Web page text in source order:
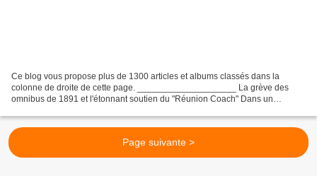
Ce blog vous propose plus de 1300 articles et albums classés dans la
colonne de droite de cette page. ____________________ La grève des
omnibus de 1891 et l'étonnant soutien du "Réunion Coach" Dans un
Page suivante >